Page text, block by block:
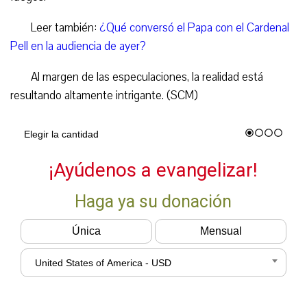
Leer también: ¿Qué conversó el Papa con el Cardenal
Pell en la audiencia de ayer?
Al margen de las especulaciones, la realidad está
resultando altamente intrigante. (SCM)